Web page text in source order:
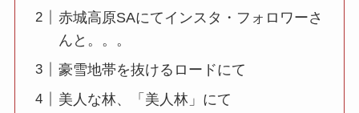
赤城高原SAにてインスタ・フォロワーさ
んと。。。
豪雪地帯を抜けるロードにて
美人な林、「美人林」にて